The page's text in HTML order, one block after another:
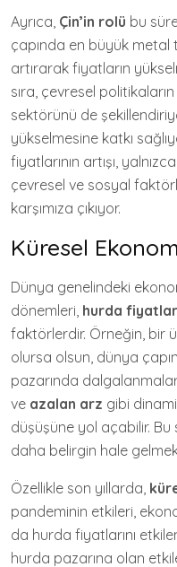
Ayrıca, Çin’in rolü bu
çapında en büyük metal
artırarak fiyatların
sıra, çevresel
sektörünü de
yükselmesine katkı
fiyatlarının artışı,
çevresel ve sosyal
karşımıza çıkıyor.
Küresel
Dünya genelindeki
dönemleri, hurda
faktörlerdir. Örneğin, bir
olursa olsun, dünya
pazarında
ve azalan arz gibi
düşüşüne yol açabilir. Bu
daha belirgin hale
Özellikle son yıllarda,
pandeminin etkileri,
da hurda fiyatlarını
hurda pazarına olan